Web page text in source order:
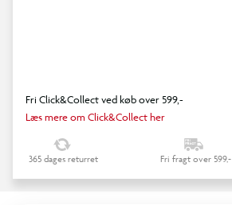
Fri Click&Collect ved køb over 599,-
Læs mere om Click&Collect her
365 dages returret Fri fragt over 599,-